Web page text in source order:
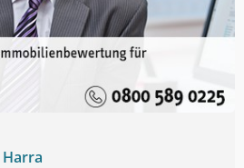
Harra